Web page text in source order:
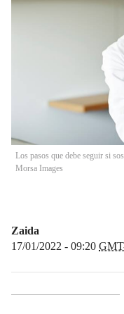
Los pasos que debe seguir si
Morsa Images
Zaida
17/01/2022 - 09:20